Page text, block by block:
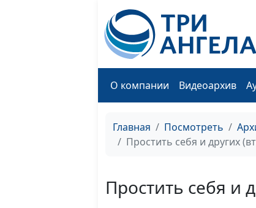
О компании Видеоархив
Главная Посмотреть
Простить себя и других
Простить себя и